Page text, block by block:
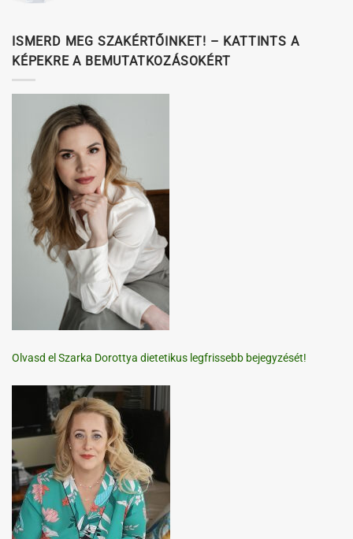
ISMERD MEG SZAKÉRTŐINKET! – KATTINTS A
KÉPEKRE A BEMUTATKOZÁSOKÉRT
Olvasd el Szarka Dorottya dietetikus legfrissebb bejegyzését!